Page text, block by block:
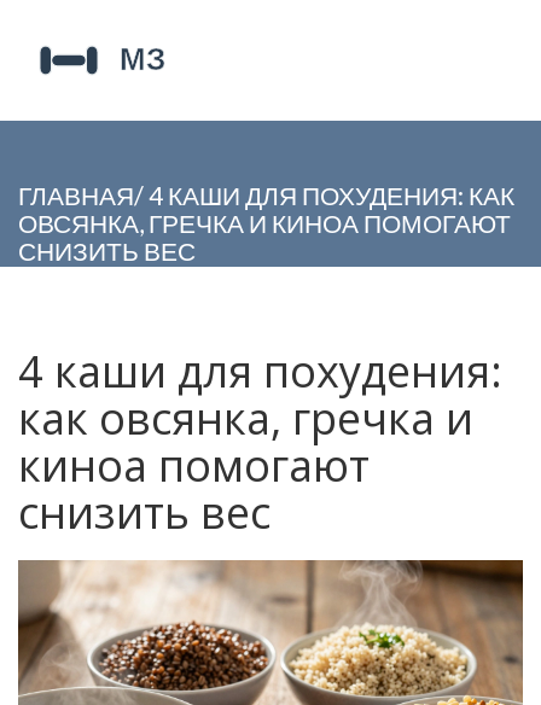
ГЛАВНАЯ/4 КАШИ ДЛЯ ПОХУДЕНИЯ: КАК
ОВСЯНКА, ГРЕЧКА И КИНОА ПОМОГАЮТ
СНИЗИТЬ ВЕС
4 каши для похудения:
как овсянка, гречка и
киноа помогают
снизить вес